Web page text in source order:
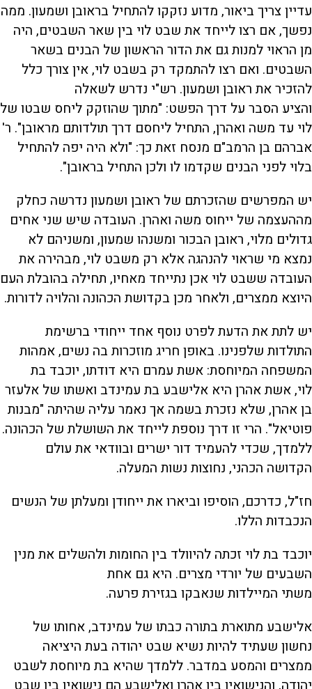
עדיין צריך ביאור, מדוע נזקקו להתחיל בראובן ושמעון. ממה
נפשך, אם רצו לייחד את שבט לוי בין שאר השבטים, היה
מן הראוי למנות גם את הדור הראשון של הבנים בשאר
השבטים. ואם רצו להתמקד רק בשבט לוי, אין צורך כלל
להזכיר את ראובן ושמעון. רש"י נדרש לשאלה
והציע הסבר על דרך הפשט: "מתוך שהוזקק ליחס שבטו של
לוי עד משה ואהרן, התחיל ליחסם דרך תולדותם מראובן". ר'
אברהם בן הרמב"ם מנסח זאת כך: "ולא היה יפה להתחיל
בלוי לפני הבנים שקדמו לו ולכן התחיל בראובן".
יש המפרשים שהזכרתם של ראובן ושמעון נדרשה כחלק
מההעצמה של ייחוס משה ואהרן. העובדה שיש שני אחים
גדולים מלוי, ראובן הבכור ומשנהו שמעון, ומשניהם לא
נמצא מי שראוי להנהגה אלא רק משבט לוי, מבהירה את
העובדה ששבט לוי אכן נתייחד מאחיו, תחילה בהובלת העם
היוצא ממצרים, ולאחר מכן בקדושת הכהונה והלויה לדורות.
יש לתת את הדעת לפרט נוסף אחד ייחודי ברשימת
התולדות שלפנינו. באופן חריג מוזכרות בה נשים, אמהות
המשפחה המיוחסת: אשת עמרם היא דודתו, יוכבד בת
לוי, אשת אהרן היא אלישבע בת עמינדב ואשתו של אלעזר
בן אהרן, שלא נזכרת בשמה אך נאמר עליה שהיתה "מבנות
פוטיאל". הרי זו דרך נוספת לייחד את השושלת של הכהונה.
ללמדך, שכדי להעמיד דור ישרים ובוודאי את עולם
הקדושה הכהני, נחוצות נשות המעלה.
חז"ל, כדרכם, הוסיפו וביארו את ייחודן ומעלתן של הנשים
הנכבדות הללו.
יוכבד בת לוי זכתה להיוולד בין החומות ולהשלים את מנין
השבעים של יורדי מצרים. היא גם אחת
משתי המיילדות שנאבקו בגזירת פרעה.
אלישבע מתוארת בתורה כבתו של עמינדב, אחותו של
נחשון שעתיד להיות נשיא שבט יהודה בעת היציאה
ממצרים והמסע במדבר. ללמדך שהיא בת מיוחסת לשבט